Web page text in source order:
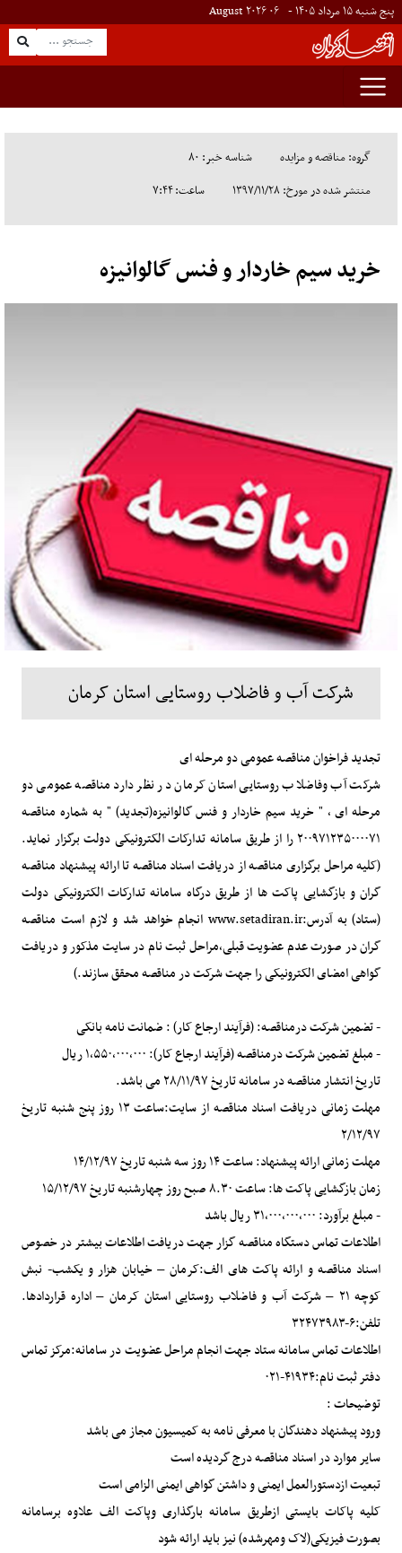
پنج شنبه ۱۵ مرداد ۱۴۰۵ - ۰۶۲۰۲۶
گروه: مناقصه و مزایده
شناسه خبر: ۸۰
منتشر شده در مورخ: ۱۳۹۷/۱۱/۲۸
ساعت: ۷:۴۴
خرید سیم خاردار و فنس گالوانیزه
شرکت آب و فاضلاب روستایی استان کرمان
تجدید فراخوان مناقصه عمومی دو مرحله ای
شرکت آب وفاضلاب روستایی استان کرمان در نظر دارد مناقصه عمومی دو
مرحله ای ، " خرید سیم خاردار و فنس گالوانیزه(تجدید) " به شماره مناقصه
۲۰۰۹۷۱۲۳۵۰۰۰۰۷۱ را از طریق سامانه تدارکات الکترونیکی دولت برگزار نماید.
(کلیه مراحل برگزاری مناقصه از دریافت اسناد مناقصه تا ارائه پیشنهاد مناقصه
گران و بازگشایی پاکت ها از طریق درگاه سامانه تدارکات الکترونیکی دولت
(ستاد) به آدرس:www.setadiran.ir انجام خواهد شد و لازم است مناقصه
گران در صورت عدم عضویت قبلی،مراحل ثبت نام در سایت مذکور و دریافت
گواهی امضای الکترونیکی را جهت شرکت در مناقصه محقق سازند.)
- تضمین شرکت درمناقصه: (فرآیند ارجاع کار) : ضمانت نامه بانکی
- مبلغ تضمین شرکت درمناقصه (فرآیند ارجاع کار): ۱،۵۵۰،۰۰۰،۰۰۰ ریال
تاریخ انتشار مناقصه در سامانه تاریخ ۲۸/۱۱/۹۷ می باشد.
مهلت زمانی دریافت اسناد مناقصه از سایت:ساعت ۱۳ روز پنج شنبه تاریخ
۲/۱۲/۹۷
مهلت زمانی ارائه پیشنهاد: ساعت ۱۴ روز سه شنبه تاریخ ۱۴/۱۲/۹۷
زمان بازگشایی پاکت ها: ساعت ۸.۳۰ صبح روز چهارشنبه تاریخ ۱۵/۱۲/۹۷
- مبلغ برآورد: ۳۱،۰۰۰،۰۰۰،۰۰۰ ریال باشد
اطلاعات تماس دستگاه مناقصه گزار جهت دریافت اطلاعات بیشتر در خصوص
اسناد مناقصه و ارائه پاکت های الف:کرمان – خیابان هزار و یکشب- نبش
کوچه ۲۱ – شرکت آب و فاضلاب روستایی استان کرمان – اداره قراردادها.
تلفن:۶-۳۲۴۷۳۹۸۳
اطلاعات تماس سامانه ستاد جهت انجام مراحل عضویت در سامانه:مرکز تماس
دفتر ثبت نام:۴۱۹۳۴-۰۲۱
توضیحات :
ورود پیشنهاد دهندگان با معرفی نامه به کمیسیون مجاز می باشد
سایر موارد در اسناد مناقصه درج گردیده است
تبعیت ازدستورالعمل ایمنی و داشتن گواهی ایمنی الزامی است
کلیه پاکات بایستی ازطریق سامانه بارگذاری وپاکت الف علاوه برسامانه
بصورت فیزیکی(لاک ومهرشده) نیز باید ارائه شود